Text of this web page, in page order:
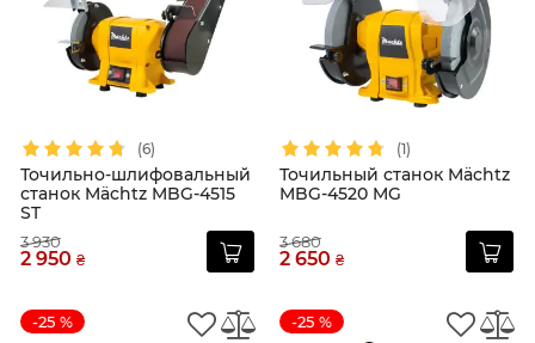
(6)
Точильно-шлифовальный
станок Mächtz MBG-4515
ST
3 930
2 950 ₴
(1)
Точильный станок Mächtz
MBG-4520 MG
3 680
2 650 ₴
-25 % -25 %